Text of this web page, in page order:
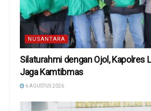
NUSANTARA
Silaturahmi dengan Ojol, Kapolres
Jaga Kamtibmas
6 AGUSTUS 2026